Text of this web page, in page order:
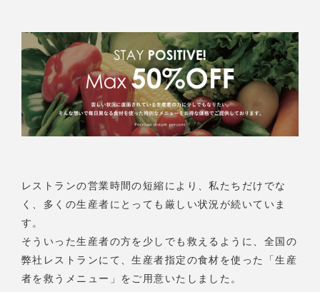
レストランの営業時間の短縮により、私たちだけでな
く、多くの生産者にとっても厳しい状況が続いていま
す。
そういった生産者の方を少しでも救えるように、全国の
弊社レストランにて、生産者指定の食材を使った「生産
者を救うメニュー」をご用意いたしました。